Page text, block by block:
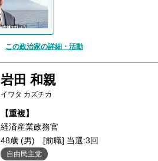
この政治家の詳細・活動
岩田 和親
イワタ カズチカ
【重複】
経済産業政務官
48歳 (男)
[前職] 当選:3回
自由民主党